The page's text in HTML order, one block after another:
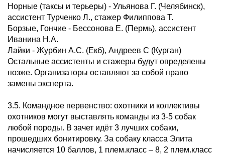
Норные (таксы и терьеры) - Ульянова Г. (Челябинск),
ассистент Турченко Л., стажер Филиппова Т.
Борзые, Гончие - Бессонова Е. (Пермь), ассистент
Иванина Н.А.
Лайки - Журбин А.С. (Екб), Андреев С (Курган)
Остальные ассистенты и стажеры будут определены
позже. Организаторы оставляют за собой право
замены эксперта.
3.5. Командное первенство: охотники и коллективы
охотников могут выставлять команды из 3-5 собак
любой породы. В зачет идёт 3 лучших собаки,
прошедших бонитировку. За собаку класса Элита
начисляется 10 баллов, 1 плем.класс – 8, 2 плем.класс